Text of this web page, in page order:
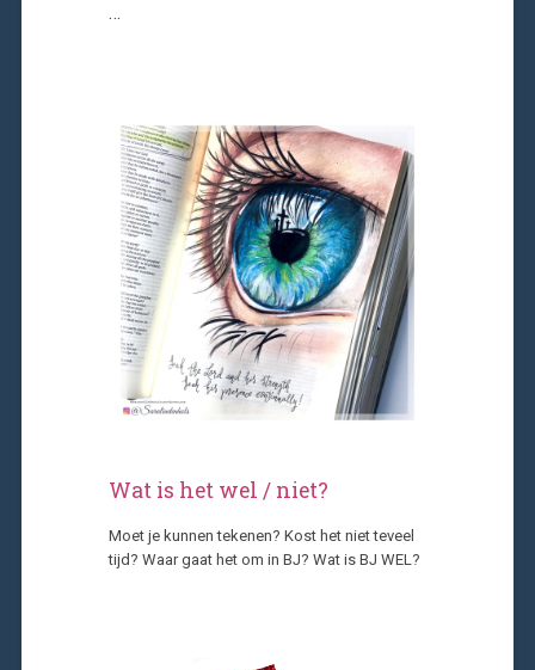
…
Wat is het wel / niet?
Moet je kunnen tekenen? Kost het niet teveel
tijd? Waar gaat het om in BJ? Wat is BJ WEL?